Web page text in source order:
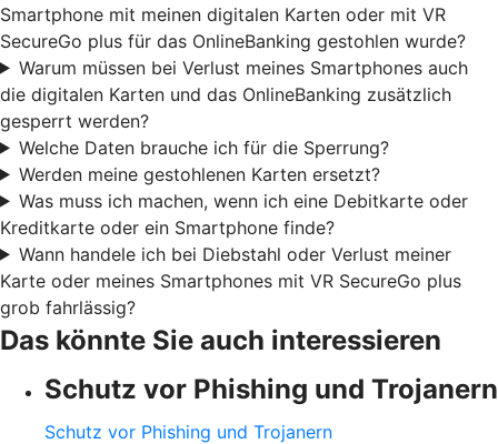
Smartphone mit meinen digitalen Karten oder mit VR
SecureGo plus für das OnlineBanking gestohlen wurde?
Warum müssen bei Verlust meines Smartphones auch
die digitalen Karten und das OnlineBanking zusätzlich
gesperrt werden?
Welche Daten brauche ich für die Sperrung?
Werden meine gestohlenen Karten ersetzt?
Was muss ich machen, wenn ich eine Debitkarte oder
Kreditkarte oder ein Smartphone finde?
Wann handele ich bei Diebstahl oder Verlust meiner
Karte oder meines Smartphones mit VR SecureGo plus
grob fahrlässig?
Das könnte Sie auch interessieren
Schutz vor Phishing und Trojanern
Schutz vor Phishing und Trojanern